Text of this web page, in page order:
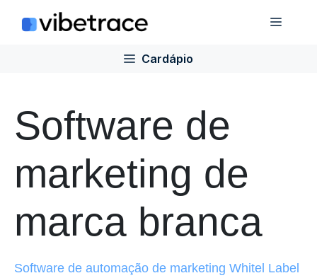
para
Cardápio
Software de
marketing de
marca branca
Software de automação de marketing Whitel Label